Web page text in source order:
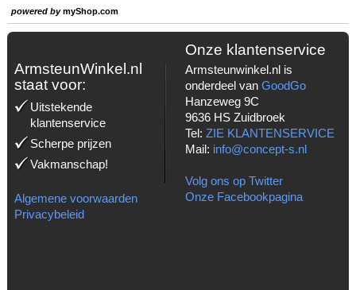
powered bymyShop.com
ArmsteunWinkel.nl
staat voor:
Uitstekende
klantenservice
Scherpe prijzen
Vakmanschap!
Algemene voorwaarden
Privacybeleid
Onze klantenservice
Armsteunwinkel.nl is
onderdeel van GoodGo
Hanzeweg 9C
9636 HS Zuidbroek
Tel: ZIE KLANTENSERVICE
Mail: info@concept-s.nl
Volg ons op Twitter
Onze Facebookpagina